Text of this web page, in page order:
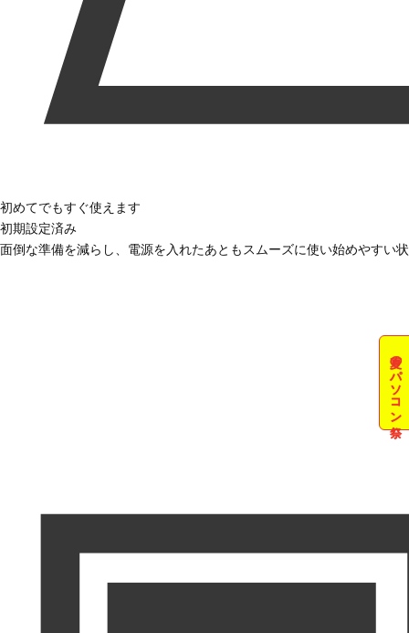
夏のパソコン祭
初めてでもすぐ使えます
初期設定済み
面倒な準備を減らし、電源を入れたあともスムーズに使い始めやすい